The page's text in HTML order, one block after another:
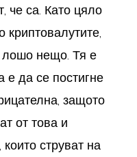
че са. Като цяло
лошо нещо. Тя е
е да се постигне
защото
от това и
струват на